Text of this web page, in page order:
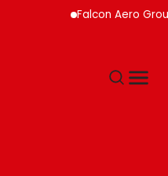
Falcon Aero Group,